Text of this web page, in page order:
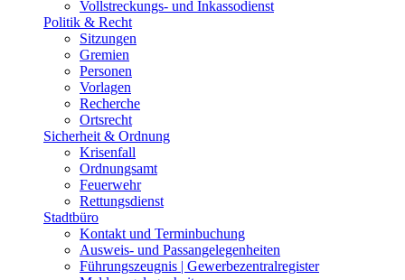
Vollstreckungs- und Inkassodienst
Politik & Recht
Sitzungen
Gremien
Personen
Vorlagen
Recherche
Ortsrecht
Sicherheit & Ordnung
Krisenfall
Ordnungsamt
Feuerwehr
Rettungsdienst
Stadtbüro
Kontakt und Terminbuchung
Ausweis- und Passangelegenheiten
Führungszeugnis | Gewerbezentralregister